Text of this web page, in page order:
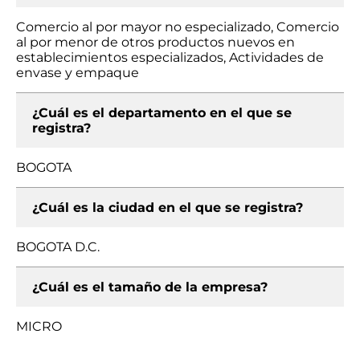
Comercio al por mayor no especializado, Comercio
al por menor de otros productos nuevos en
establecimientos especializados, Actividades de
envase y empaque
¿Cuál es el departamento en el que se
registra?
BOGOTA
¿Cuál es la ciudad en el que se registra?
BOGOTA D.C.
¿Cuál es el tamaño de la empresa?
MICRO